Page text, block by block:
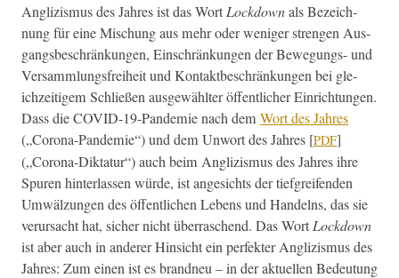
Anglizis­mus des Jahres ist das WortLock­downals Beze­ich­
nung für eine Mis­chung aus mehr oder weniger stren­gen Aus­
gangs­beschränkun­gen, Ein­schränkun­gen der Bewe­gungs- und
Ver­samm­lungs­frei­heit und Kon­tak­tbeschränkun­gen bei gle­
ichzeit­igem Schließen aus­gewählter öffentlich­er Ein­rich­tun­gen.
Dass die COVID-19-Pan­demie nach dem Wort des Jahres
(„Coro­na-Pan­demie“) und dem Unwort des Jahres [PDF]
(„Coro­na-Dik­tatur“) auch beim Anglizis­mus des Jahres ihre
Spuren hin­ter­lassen würde, ist angesichts der tief­greifend­en
Umwälzun­gen des öffentlichen Lebens und Han­delns, das sie
verur­sacht hat, sich­er nicht über­raschend. Das WortLock­down
ist aber auch in ander­er Hin­sicht ein per­fek­ter Anglizis­mus des
Jahres: Zum einen ist es brand­neu – in der aktuellen Bedeu­tung